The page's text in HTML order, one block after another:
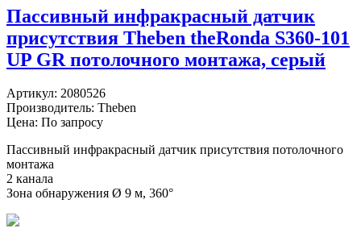
Пассивный инфракрасный датчик
присутствия Theben theRonda S360-101
UP GR потолочного монтажа, серый
Артикул: 2080526
Производитель: Theben
Цена: По запросу
Пассивный инфракрасный датчик присутствия потолочного
монтажа
2 канала
Зона обнаружения Ø 9 м, 360°